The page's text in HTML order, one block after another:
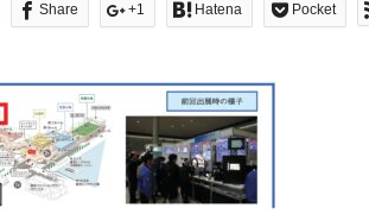
Share +1 Hatena Pocket